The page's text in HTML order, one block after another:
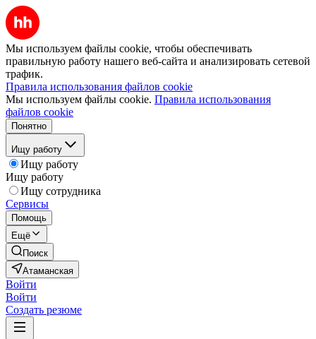
Мы используем файлы cookie, чтобы обеспечивать
правильную работу нашего веб-сайта и анализировать сетевой
трафик.
Правила использования файлов cookie
Мы используем файлы cookie. Правила использования
файлов cookie
Понятно
Ищу работу
Ищу работу
Ищу работу
Ищу сотрудника
Сервисы
Помощь
Ещё
Поиск
Атаманская
Войти
Войти
Создать резюме